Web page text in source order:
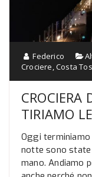
Federico
Crociere,Costa
CROCIERA
TIRIAMO
Oggi
notte sono
mano. Andiamo